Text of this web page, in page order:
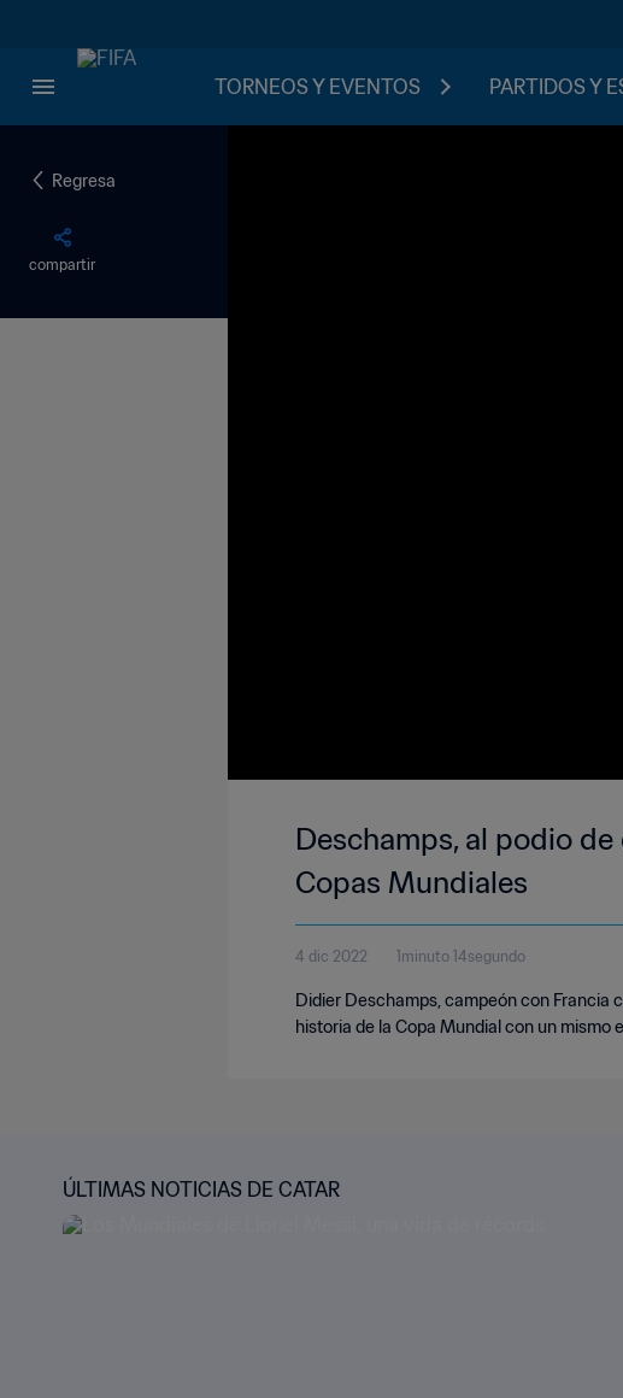
TORNEOS Y EVENTOS PARTIDOS Y
Regresa
compartir
Deschamps, al podio
Copas Mundiales
4 dic 2022 1minuto 14segundo
Didier Deschamps, campeón con
historia de la Copa Mundial con un mismo
ÚLTIMAS NOTICIAS DE CATAR